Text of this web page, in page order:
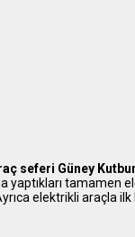
seferi Güney
yaptıkları tamamen
elektrikli araçla